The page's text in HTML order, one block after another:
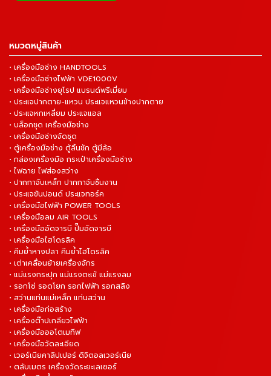
หมวดหมู่สินค้า
• เครื่องมือช่าง HANDTOOLS
• เครื่องมือช่างไฟฟ้า VDE1000V
• เครื่องมือช่างยุโรป แบรนด์พรีเมี่ยม
• ประแจปากตาย-แหวน ประแจแหวนข้างปากตาย
• ประแจหกเหลี่ยม ประแจแอล
• บล็อกชุด เครื่องมือช่าง
• เครื่องมือช่างจัดชุด
• ตู้เครื่องมือช่าง ตู้ลิ้นชัก ตู้มีล้อ
• กล่องเครื่องมือ กระเป๋าเครื่องมือช่าง
• ไฟฉาย ไฟส่องสว่าง
• ปากกาจับเหล็ก ปากกาจับชิ้นงาน
• ประแจขันปอนด์ ประแจทอร์ค
• เครื่องมือไฟฟ้า POWER TOOLS
• เครื่องมือลม AIR TOOLS
• เครื่องมืออัดจารบี ปั๊มอัดจารบี
• เครื่องมือไฮโดรลิค
• คีมย้ำหางปลา คีมย้ำไฮโดรลิค
• เต่าเคลื่อนย้ายเครื่องจักร
• แม่แรงกระปุก แม่แรงตะเข้ แม่แรงลม
• รอกโซ่ รอดโยก รอกไฟฟ้า รอกสลิง
• สว่านแท่นแม่เหล็ก แท่นสว่าน
• เครื่องมือก่อสร้าง
• เครื่องต๊าปเกลียวไฟฟ้า
• เครื่องมือออโตเมทีฟ
• เครื่องมือวัดละเอียด
• เวอร์เนียคาลิปเปอร์ ดิจิตอลเวอร์เนีย
• ตลับเมตร เครื่องวัดระยะเลเซอร์